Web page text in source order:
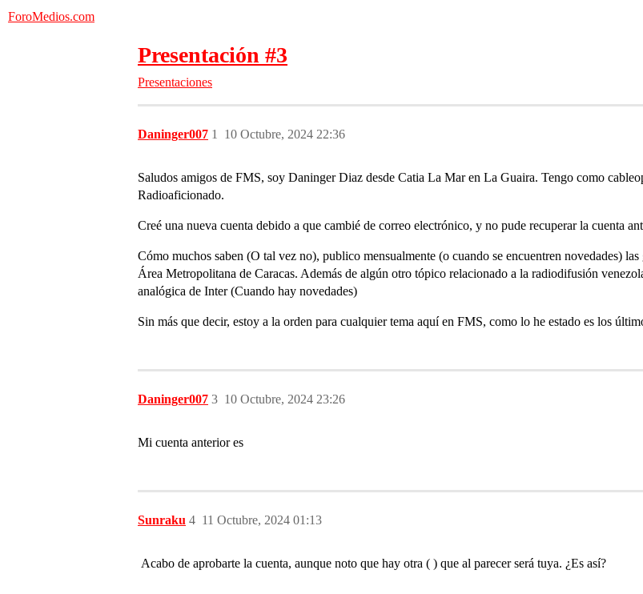
ForoMedios.com
Presentación #3
Presentaciones
Daninger007 10 Octubre, 2024 22:36
1
Saludos amigos de FMS, soy Daninger Diaz desde Catia La Mar en La Guaira. Tengo como
Radioaficionado.
Creé una nueva cuenta debido a que cambié de correo electrónico, y no pude recuperar la cuenta
Cómo muchos saben (O tal vez no), publico mensualmente (o cuando se encuentren novedades)
Área Metropolitana de Caracas. Además de algún otro tópico relacionado a la radiodifusión
analógica de Inter (Cuando hay novedades)
Sin más que decir, estoy a la orden para cualquier tema aquí en FMS, como lo he estado es los
Daninger007 10 Octubre, 2024 23:26
3
Mi cuenta anterior es
Sunraku 11 Octubre, 2024 01:13
4
Acabo de aprobarte la cuenta, aunque noto que hay otra ( ) que al parecer será tuya. ¿Es así?